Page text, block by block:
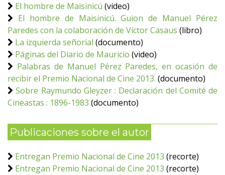
El hombre de Maisinicú (video)
El hombre de Maisinicú. Guion de Manuel Pérez
Paredes con la colaboración de Víctor Casaus (libro)
La izquierda señorial (documento)
Páginas del Diario de Mauricio (video)
Palabras de Manuel Pérez Paredes, en ocasión de
recibir el Premio Nacional de Cine 2013. (documento)
Sobre Raymundo Gleyzer : Declaración del Comité de
Cineastas : 1896-1983 (documento)
Publicaciones sobre el autor
Entregan Premio Nacional de Cine 2013 (recorte)
Entregan Premio Nacional de Cine 2013 (recorte)